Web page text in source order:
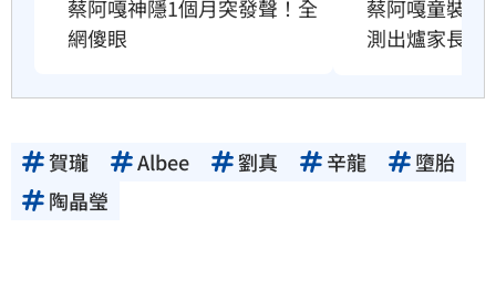
蔡阿嘎神隱1個月突發聲！全
網傻眼
蔡阿嘎童裝爆
測出爐家長傻
賀瓏 Albee 劉真 辛龍
墮胎
陶晶瑩